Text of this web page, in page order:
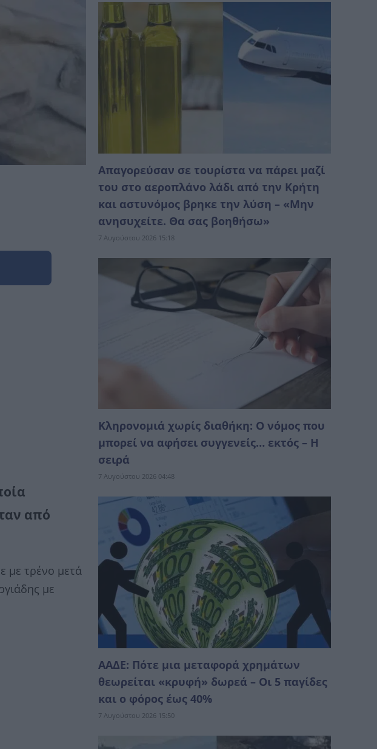
από
με τρένο μετά
με
Απαγορεύσαν σε τουρίστα να πάρει μαζί
του στο αεροπλάνο λάδι από την Κρήτη
και αστυνόμος βρηκε την λύση – «Μην
ανησυχείτε. Θα σας βοηθήσω»
7 Αυγούστου 2026 15:18
Κληρονομιά χωρίς διαθήκη: Ο νόμος που
μπορεί να αφήσει συγγενείς… εκτός – Η
σειρά
7 Αυγούστου 2026 04:48
ΑΑΔΕ: Πότε μια μεταφορά χρημάτων
θεωρείται «κρυφή» δωρεά – Οι 5 παγίδες
και ο φόρος έως 40%
7 Αυγούστου 2026 15:50